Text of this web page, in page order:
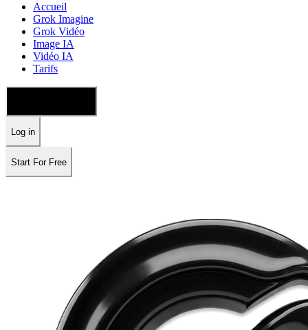
Accueil
Grok Imagine
Grok Vidéo
Image IA
Vidéo IA
Tarifs
Log in
Start For Free